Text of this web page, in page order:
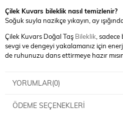
Çilek Kuvars bileklik nasıl temizlenir?
Soğuk suyla nazikçe yıkayın, ay
Çilek Kuvars Doğal Taş Bileklik, sadece
sevgi ve dengeyi yakalamanız için
de ruhunuzu dans ettirmeye hazır
YORUMLAR(0)
ÖDEME SEÇENEKLERI